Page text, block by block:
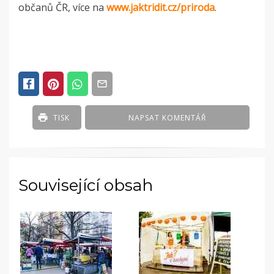
občanů ČR, více na www.jaktridit.cz/priroda.
IN
ČLÁNKY
NAPSAT KOMENTÁŘ
TISK
Související obsah